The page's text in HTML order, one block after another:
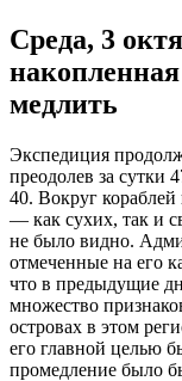
Среда, 3
медлить
Экспедиция
преодолев за сутки
40. Вокруг
— как сухих, так и
не было видно.
отмеченные на его
что в предыдущие
множество
островах в этом
его главной целью
промедление было